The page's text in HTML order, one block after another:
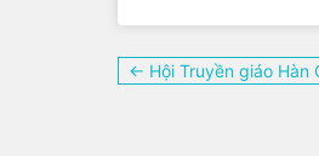
Điều
hướng
← Hội Truyền giáo Hàn